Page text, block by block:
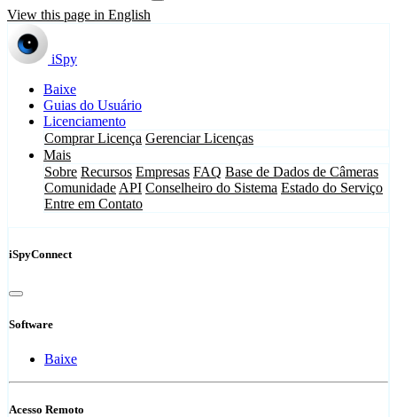
View this page in English
iSpy
Baixe
Guias do Usuário
Licenciamento
Comprar Licença Gerenciar Licenças
Mais
Sobre Recursos Empresas FAQ Base de Dados de Câmeras
Comunidade API Conselheiro do Sistema Estado do Serviço
Entre em Contato
iSpyConnect
Software
Baixe
Acesso Remoto